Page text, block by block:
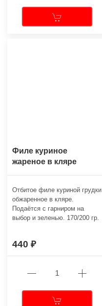
Филе куриное
жареное в кляре
Отбитое филе куриной грудки
обжаренное в кляре.
Подаётся с гарниром на
выбор и зеленью. 170/200 гр.
440